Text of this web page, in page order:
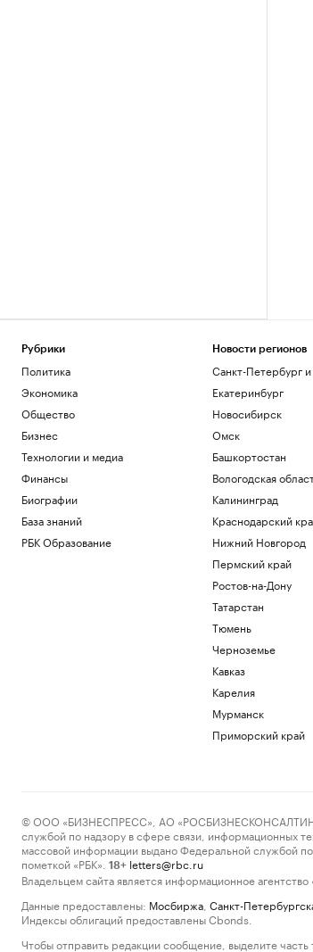
Рубрики
Политика
Экономика
Общество
Бизнес
Технологии и медиа
Финансы
Биографии
База знаний
РБК Образование
Новости регионов
Санкт-Петербург
Екатеринбург
Новосибирск
Омск
Башкортостан
Вологодская
Калининград
Краснодарский
Нижний Новгород
Пермский край
Ростов-на-Дону
Татарстан
Тюмень
Черноземье
Кавказ
Карелия
Мурманск
Приморский край
© ООО «БИЗНЕСПРЕСС», АО «РОСБИЗНЕСКОНСАЛТИНГ»,
службой по надзору в сфере связи, информационных
массовой информации выдано Федеральной службой
пометкой «РБК».
18+ letters@rbc.ru
Владельцем сайта является информационное агентство
Данные предоставлены: Мосбиржа Санкт-
Индексы облигаций предоставлены Cbonds.
Чтобы отправить редакции сообщение, выделите часть